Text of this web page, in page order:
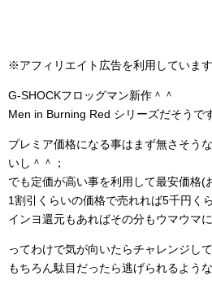
※アフィリエイト広告を利用しています
G-SHOCKフロッグマン新作＾＾
Men in Burning Red シリーズだそうです
プレミア価格になる事はまず無さそう
いし＾＾；
でも定価が高い事を利用して最安価格(
1割引くらいの価格で売れれば5千円く
インヨ還元もあればその分もウマウマに
ってわけで気が向いたらチャレンジし
もちろん駄目だったら逃げられるよう